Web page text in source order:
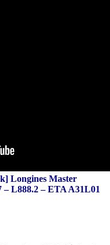
Longines Master
– L888.2 – ETA A31L01